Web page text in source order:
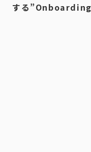
する”Onboarding